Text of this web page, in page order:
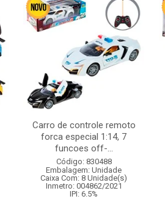
Carro de controle remoto
forca especial 1:14, 7
funcoes off-...
Código: 830488
Embalagem: Unidade
Caixa Com: 8 Unidade(s)
Inmetro: 004862/2021
IPI: 6.5%